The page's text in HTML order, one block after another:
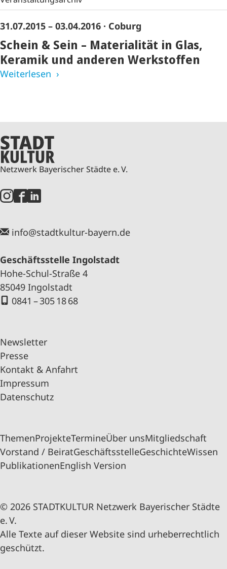
31.07.2015 – 03.04.2016 · Coburg
Schein & Sein – Materialität in Glas,
Keramik und anderen Werkstoffen
Weiterlesen
Netzwerk Bayerischer Städte e. V.
info@stadtkultur-bayern.de
Geschäftsstelle Ingolstadt
Hohe-Schul-Straße 4
85049 Ingolstadt
0841 – 305 18 68
Newsletter
Presse
Kontakt & Anfahrt
Impressum
Datenschutz
ThemenProjekteTermineÜber unsMitgliedschaft
Vorstand / BeiratGeschäftsstelleGeschichteWissen
PublikationenEnglish Version
© 2026 STADTKULTUR Netzwerk Bayerischer Städte
e. V.
Alle Texte auf dieser Website sind urheberrechtlich
geschützt.